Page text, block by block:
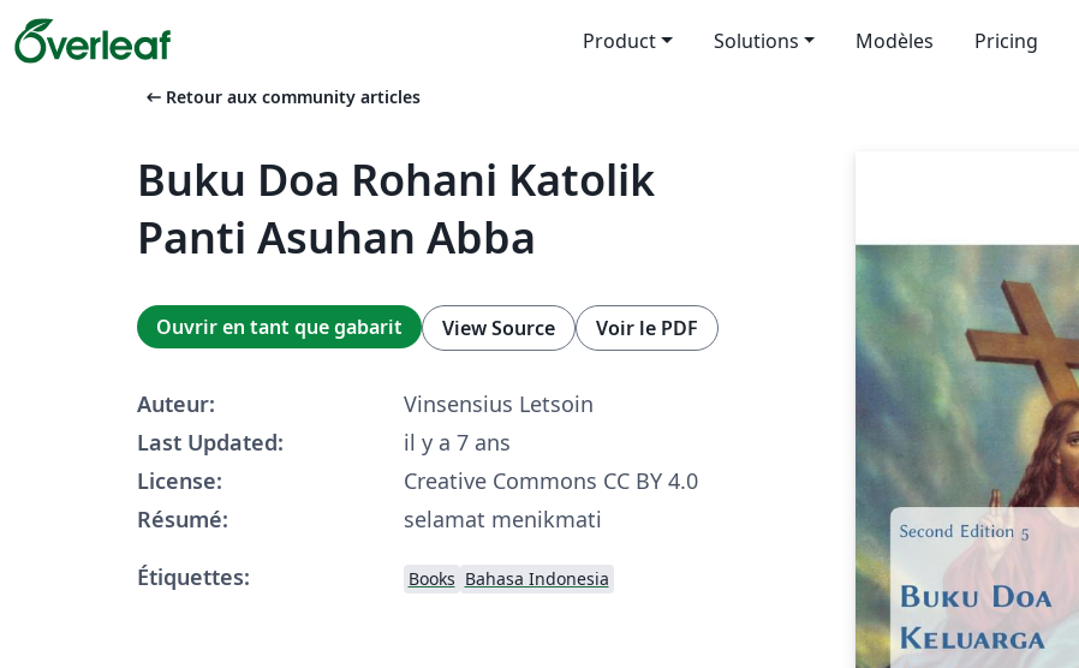
Product Solutions Modèles Pricing
arrow_left_alt Retour aux community articles
Buku Doa Rohani Katolik
Panti Asuhan Abba
Ouvrir en tant que gabarit View Source Voir le PDF
Auteur:
Vinsensius Letsoin
Last Updated:
il y a 7 ans
License:
Creative Commons CC BY 4.0
Résumé:
selamat menikmati
Étiquettes:
Books Bahasa Indonesia